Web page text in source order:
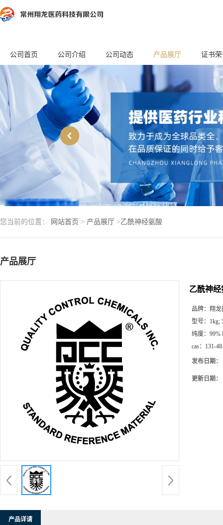
公司首页 公司介绍 公司动态 产品展厅 证书
您当前的位置： 网站首页 > 产品展厅 >乙酰神经氨酸
产品展厅
乙酰神经
品牌： 翔龙
型号： 1kg;
纯度： 99%
cas： 131-
发布日期：
更新日期：
产品详请